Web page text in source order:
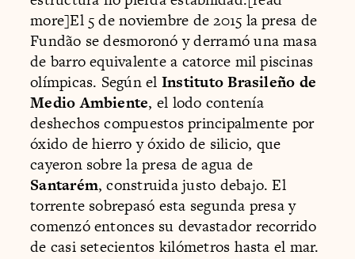
more]El 5 de noviembre de 2015 la presa de
Fundão se desmoronó y derramó una masa
de barro equivalente a catorce mil piscinas
olímpicas. Según el Instituto Brasileño de
Medio Ambiente, el lodo contenía
deshechos compuestos principalmente por
óxido de hierro y óxido de silicio, que
cayeron sobre la presa de agua de
Santarém, construida justo debajo. El
torrente sobrepasó esta segunda presa y
comenzó entonces su devastador recorrido
de casi setecientos kilómetros hasta el mar.